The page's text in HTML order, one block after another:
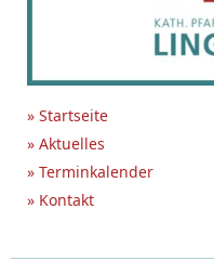
» Startseite
» Aktuelles
» Terminkalender
» Kontakt